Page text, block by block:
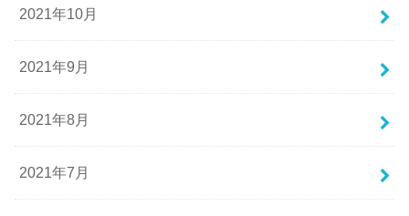
2021年10月
2021年9月
2021年8月
2021年7月